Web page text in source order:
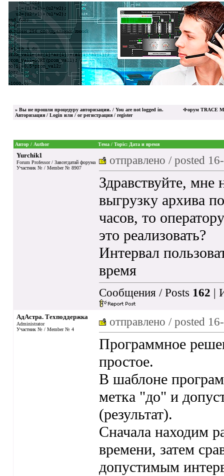
» Вы не прошли процедуру авторизации. / You are not logged in.
Авторизация / Login или / orрегистрация / register
Форум TRACE
Автор / Author Тема / Topic: Дата и время
Yurchik1
Forum Professor / Завсегдатай форума
Участник № / Member № 8907
отправлено / posted
Здравствуйте, мне
выгрузку архива
часов, то
это реализовать?
Интервал
время
Сообщения / Posts 162 |
АдАстра. Техподдержка
Administrator
Участник № / Member № 4
отправлено / posted
Программное
простое.
В шаблоне
метка "до" и
(результат).
Сначала находим
времени, затем
допустимым